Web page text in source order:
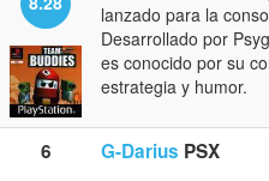
lanzado para la
Desarrollado por
es conocido por su
estrategia y humor.
6 G-Darius PSX